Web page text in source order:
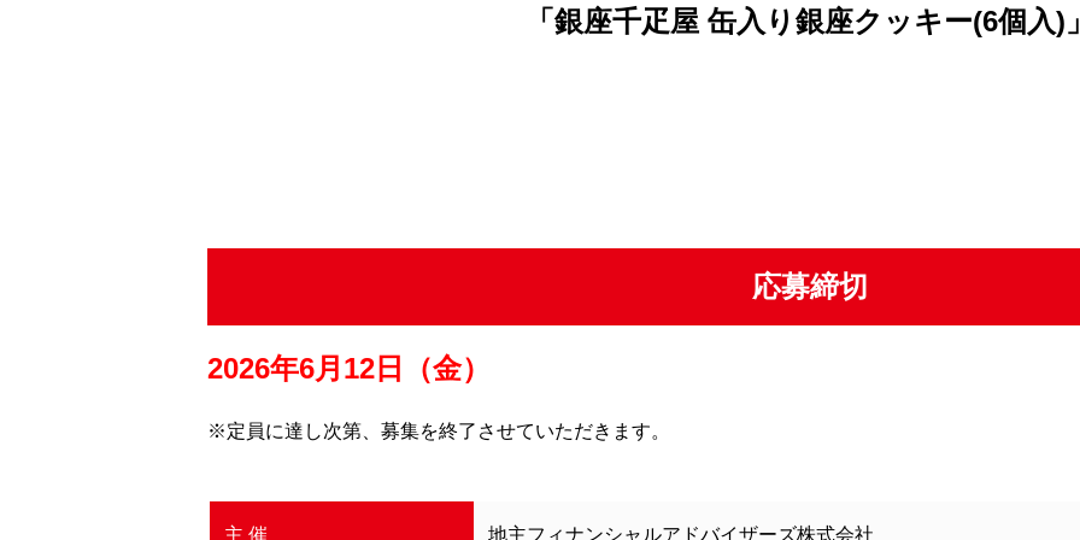
「銀座千疋屋 缶入り銀座クッキー(6個入)」
応募締切
2026年6月12日（金）
※定員に達し次第、募集を終了させていただきます。
主 催 地主フィナンシャルアドバイザーズ株式会社